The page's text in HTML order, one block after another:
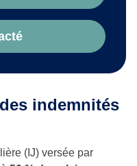
indemnités
(IJ) versée par